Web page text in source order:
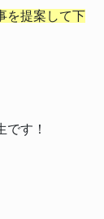
を提案して下
す！